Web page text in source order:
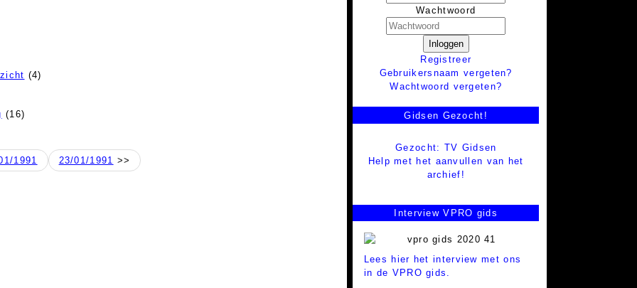
(4)
(16)
1991 23/01/1991 >>
Wachtwoord
Inloggen
Registreer
Gebruikersnaam vergeten?
Wachtwoord vergeten?
Gidsen Gezocht!
Gezocht: TV Gidsen
Help met het aanvullen van het
archief!
Interview VPRO gids
Lees hier het interview met ons
in de VPRO gids.